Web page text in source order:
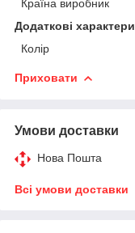
Країна виробник
Додаткові
Колір
Приховати
Умови доставки
Нова Пошта
Всі умови доставки